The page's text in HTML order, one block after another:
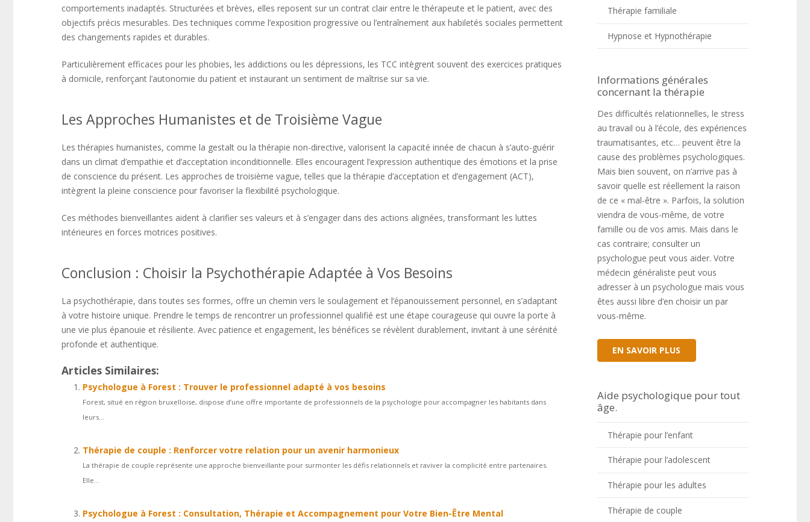
comportements inadaptés. Structurées et brèves, elles reposent sur un contrat clair entre le thérapeute et le patient, avec des
objectifs précis mesurables. Des techniques comme l’exposition progressive ou l’entraînement aux habiletés sociales permettent
des changements rapides et durables.
Particulièrement efficaces pour les phobies, les addictions ou les dépressions, les TCC intègrent souvent des exercices pratiques
à domicile, renforçant l’autonomie du patient et instaurant un sentiment de maîtrise sur sa vie.
Les Approches Humanistes et de Troisième Vague
Les thérapies humanistes, comme la gestalt ou la thérapie non-directive, valorisent la capacité innée de chacun à s’auto-guérir
dans un climat d’empathie et d’acceptation inconditionnelle. Elles encouragent l’expression authentique des émotions et la prise
de conscience du présent. Les approches de troisième vague, telles que la thérapie d’acceptation et d’engagement (ACT),
intègrent la pleine conscience pour favoriser la flexibilité psychologique.
Ces méthodes bienveillantes aident à clarifier ses valeurs et à s’engager dans des actions alignées, transformant les luttes
intérieures en forces motrices positives.
Conclusion : Choisir la Psychothérapie Adaptée à Vos Besoins
La psychothérapie, dans toutes ses formes, offre un chemin vers le soulagement et l’épanouissement personnel, en s’adaptant
à votre histoire unique. Prendre le temps de rencontrer un professionnel qualifié est une étape courageuse qui ouvre la porte à
une vie plus épanouie et résiliente. Avec patience et engagement, les bénéfices se révèlent durablement, invitant à une sérénité
profonde et authentique.
Articles Similaires:
Psychologue à Forest : Trouver le professionnel adapté à vos besoins
Forest, situé en région bruxelloise, dispose d’une offre importante de professionnels de la psychologie pour accompagner les habitants dans
leurs...
Thérapie de couple : Renforcer votre relation pour un avenir harmonieux
La thérapie de couple représente une approche bienveillante pour surmonter les défis relationnels et raviver la complicité entre partenaires.
Elle...
Psychologue à Forest : Consultation, Thérapie et Accompagnement pour Votre Bien-Être Mental
Thérapie familiale
Hypnose et Hypnothérapie
Informations générales
concernant la thérapie
Des difficultés relationnelles, le stress
au travail ou à l’école, des expériences
traumatisantes, etc… peuvent être la
cause des problèmes psychologiques.
Mais bien souvent, on n’arrive pas à
savoir quelle est réellement la raison
de ce « mal-être ». Parfois, la solution
viendra de vous-même, de votre
famille ou de vos amis. Mais dans le
cas contraire; consulter un
psychologue peut vous aider. Votre
médecin généraliste peut vous
adresser à un psychologue mais vous
êtes aussi libre d’en choisir un par
vous-même.
EN SAVOIR PLUS
Aide psychologique pour tout
âge.
Thérapie pour l’enfant
Thérapie pour l’adolescent
Thérapie pour les adultes
Thérapie de couple